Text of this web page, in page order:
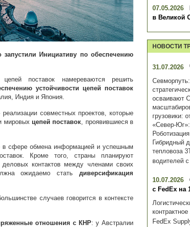
Инициативу по обеспечению
поставок намереваются решить
устойчивости цепей поставок
Индия и Япония.
совместных проектов, которые
мировых цепей поставок , проявившиеся в
в сфере обмена информацией и успешным
Кроме того, страны планируют
контактов между членами своих
ожидаемо стать диверсификация
случаев говорится в контексте
отношения с КНР: у Австралии
07.05.2026
в Великой
НОВОСТИ
31.07.2026
осваивают
грузовики:
«Север-Юг»:
Гибридный
тепловоза
водителей
10.07.2026
с FedEx на
FedEx